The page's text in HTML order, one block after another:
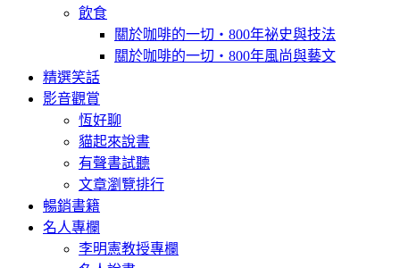
飲食
關於咖啡的一切‧800年祕史與技法
關於咖啡的一切‧800年風尚與藝文
精選笑話
影音觀賞
恆好聊
貓起來說書
有聲書試聽
文章瀏覽排行
暢銷書籍
名人專欄
李明憲教授專欄